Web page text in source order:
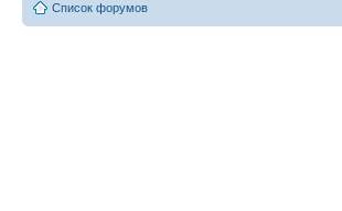
Список форумов